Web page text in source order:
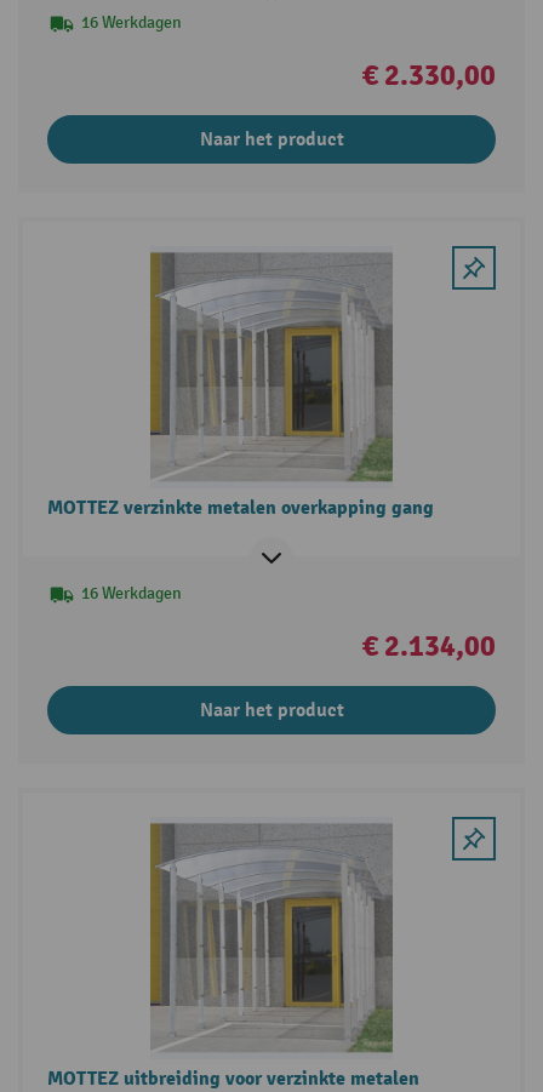
16 Werkdagen
€ 2.330,00
Naar het product
MOTTEZ verzinkte metalen overkapping gang
16 Werkdagen
€ 2.134,00
Naar het product
MOTTEZ uitbreiding voor verzinkte metalen